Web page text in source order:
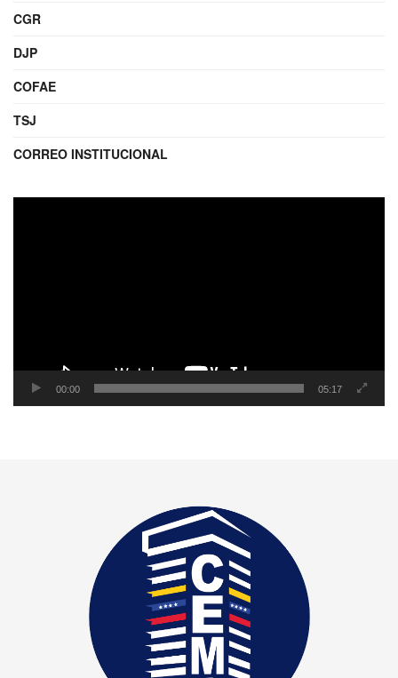
CGR
DJP
COFAE
TSJ
CORREO INSTITUCIONAL
00:00 05:17